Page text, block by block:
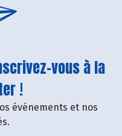
vous à la
!
événements et nos